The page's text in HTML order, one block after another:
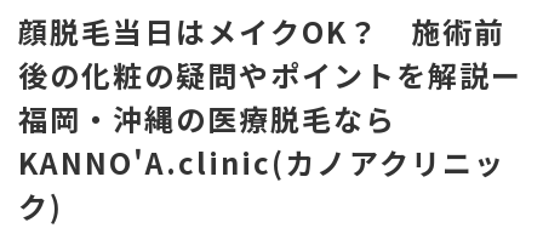
クリニック一覧
お知らせ
初めての方へ
よくある質問
コラム
- ポテンツァ
- ノーリス(IPL)
- 水光注射
- ピコトーニング
顔脱毛当日はメイクOK？ 施術前
後の化粧の疑問やポイントを解説ー
福岡・沖縄の医療脱毛なら
KANNO'A.clinic(カノアクリニッ
ク)